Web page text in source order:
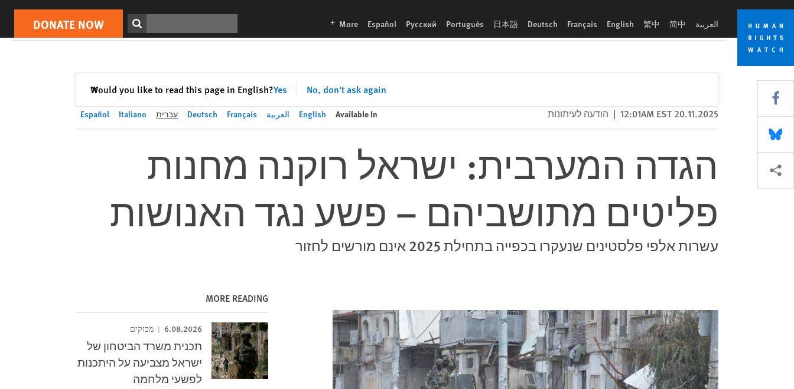
Skip
cookie
privacy
notice
Skip
main
content
العربية 简中
繁中
English
Français
Deutsch
日本語
Português
Русский
Español
More
languages
DONATE NOW
Would you like to read this page in English?Yes No, don't ask again
✕Close
Print
DONATE NOW
20.11.2025 12:01AM EST
| הודעה לעיתונות Available In
English العربية Français
Deutsch עברית Italiano
Español
הגדה המערבית: ישראל רוקנה מחנות
פליטים מתושביהם – פשע נגד האנושות
עשרות אלפי פלסטינים שנעקרו בכפייה בתחילת 2025 אינם מורשים לחזור
MORE READING
6.08.2026 מבזקים
תכנית משרד הביטחון של
ישראל מצביעה על היתכנות
לפשעי מלחמה
Share this via Facebook
Share this via Bluesky
More sharing options